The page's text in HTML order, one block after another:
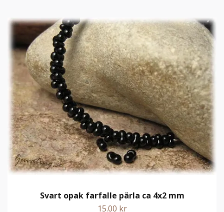
Svart opak farfalle pärla ca 4x2 mm
15.00 kr